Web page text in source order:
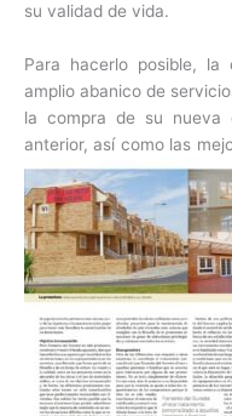
su validad de vida.
Para hacerlo posible, la
amplio abanico de
la compra de su nueva
anterior, así como las